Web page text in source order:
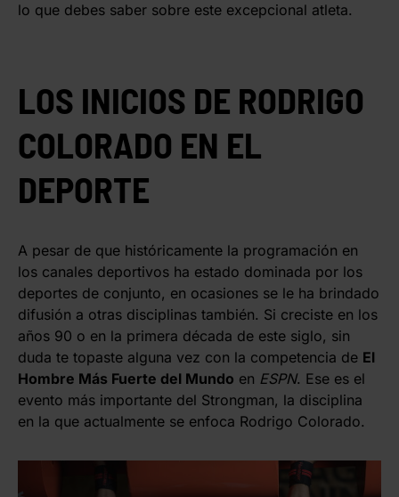
lo que debes saber sobre este excepcional atleta.
LOS INICIOS DE RODRIGO
COLORADO EN EL
DEPORTE
A pesar de que históricamente la programación en
los canales deportivos ha estado dominada por los
deportes de conjunto, en ocasiones se le ha brindado
difusión a otras disciplinas también. Si creciste en los
años 90 o en la primera década de este siglo, sin
duda te topaste alguna vez con la competencia de El
Hombre Más Fuerte del Mundo en ESPN. Ese es el
evento más importante del Strongman, la disciplina
en la que actualmente se enfoca Rodrigo Colorado.